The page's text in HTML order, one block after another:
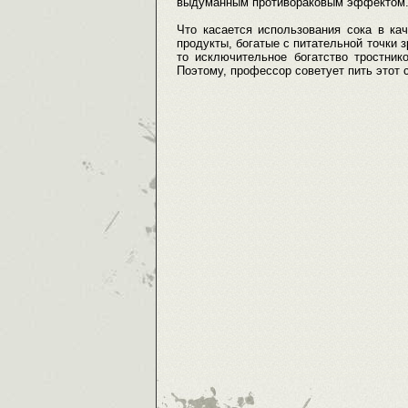
Что касается использования сока в
продукты, богатые с питательной точки
то исключительное богатство
Поэтому, профессор советует пить этот